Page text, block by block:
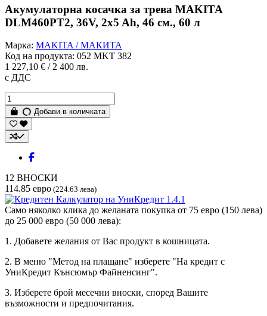
Акумулаторна косачка за трева MAKITA
DLM460PT2, 36V, 2x5 Ah, 46 см., 60 л
Марка: MAKITA / МАКИТА
Код на продукта: 052 MKT 382
1 227,10 € / 2 400 лв.
с ДДС
Добави в количката
12 ВНОСКИ
114.85 евро (224.63 лева)
Само няколко клика до желаната покупка от 75 евро (150 лева)
до 25 000 евро (50 000 лева):
1. Добавете желания от Вас продукт в кошницата.
2. В меню "Метод на плащане" изберете "На кредит с
УниКредит Кънсюмър Файненсинг".
3. Изберете брой месечни вноски, според Вашите
възможности и предпочитания.